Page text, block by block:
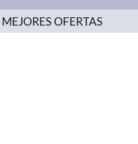
OFERTAS